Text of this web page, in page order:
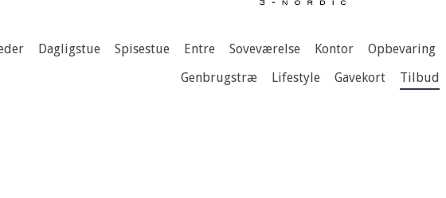
Dagligstue Spisestue Entre Soveværelse Kontor Opbevaring
Genbrugstræ
Lifestyle Gavekort Tilbud